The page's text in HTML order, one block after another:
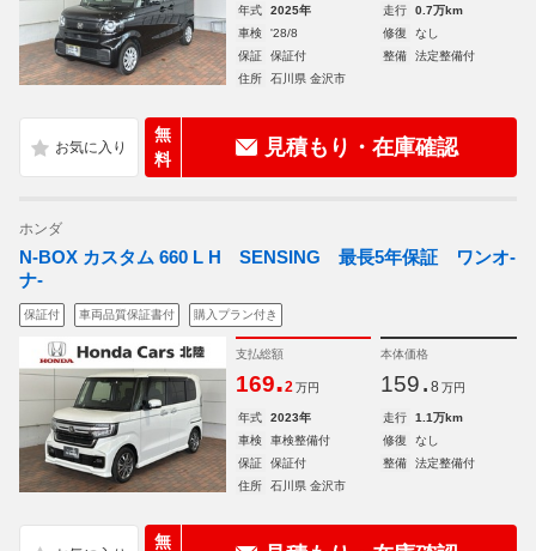
年式 2025年 走行
0.7万km
車検
'28/8 修復
なし
保証
保証付 整備
法定整備付
住所
石川県 金沢市
無
料
見積もり・在庫確認
ホンダ
N-BOX カスタム 660 L H SENSING 最長5年保証 ワンオ-
ナ-
保証付 車両品質保証書付 購入プラン付き
支払総額
169.2 万円
本体価格
159. 8 万円
年式 2023年 走行
1.1万km
車検
車検整備付 修復
なし
保証
保証付 整備
法定整備付
住所
石川県 金沢市
無